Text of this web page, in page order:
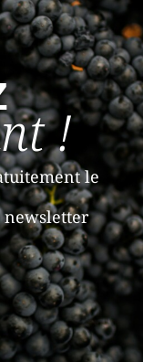
!
le
newsletter